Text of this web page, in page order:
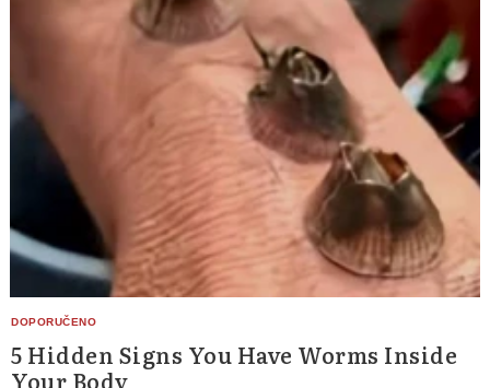
5 Hidden Signs You Have Worms Inside
Your Body